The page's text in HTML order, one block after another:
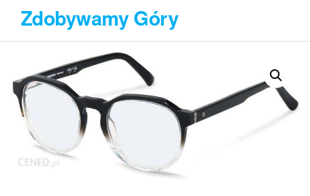
Przejdź
treści
Zdobywamy Góry